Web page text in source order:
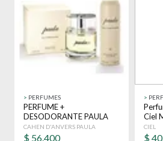
> PERFUMES
PERFUME +
DESODORANTE PAULA
ORIGINAL EDT 100 ML
MUJER
CAHEN D'ANVERS PAULA
$ 56.400
>
Ciel
Edp
CIEL
$